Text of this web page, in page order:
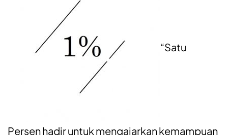
“Satu
Persen hadir untuk mengajarkan kemampuan